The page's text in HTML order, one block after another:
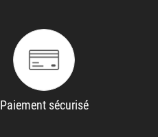
Paiement sécurisé